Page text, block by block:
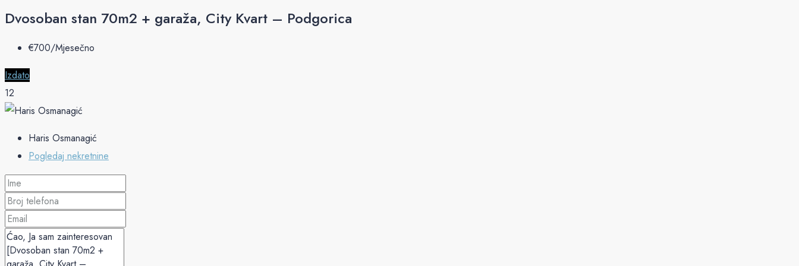
Dvosoban stan 70m2 + garaža, City Kvart – Podgorica
€‎700/Mjesečno
Izdato
12
Haris Osmanagić
Pogledaj nekretnine